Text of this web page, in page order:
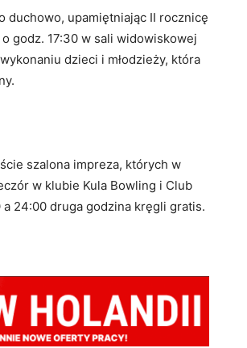
duchowo, upamiętniając II rocznicę
godz. 17:30 w sali widowiskowej
dzieci i młodzieży, która
szalona impreza, których w
w klubie Kula Bowling i Club
24:00 druga godzina kręgli gratis.